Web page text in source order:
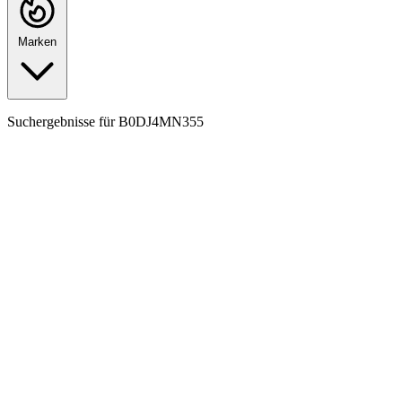
Marken
Suchergebnisse fürB0DJ4MN355